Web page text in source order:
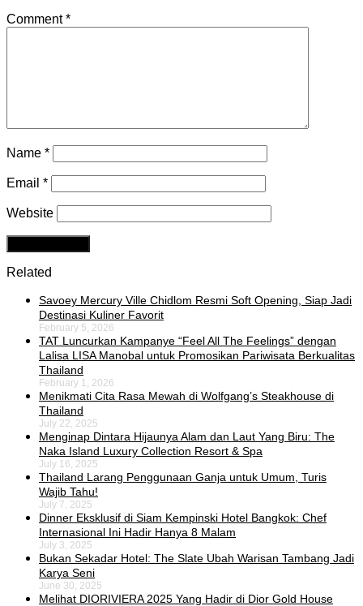
Comment*
Name *
Email *
Website
Related
Savoey Mercury Ville Chidlom Resmi Soft Opening, Siap Jadi
Destinasi Kuliner Favorit
February 5, 2026
TAT Luncurkan Kampanye “Feel All The Feelings” dengan
Lalisa LISA Manobal untuk Promosikan Pariwisata Berkualitas
Thailand
February 1, 2026
Menikmati Cita Rasa Mewah di Wolfgang’s Steakhouse di
Thailand
July 22, 2025
Menginap Dintara Hijaunya Alam dan Laut Yang Biru: The
Naka Island Luxury Collection Resort & Spa
July 16, 2025
Thailand Larang Penggunaan Ganja untuk Umum, Turis
Wajib Tahu!
July 7, 2025
Dinner Eksklusif di Siam Kempinski Hotel Bangkok: Chef
Internasional Ini Hadir Hanya 8 Malam
July 3, 2025
Bukan Sekadar Hotel: The Slate Ubah Warisan Tambang Jadi
Karya Seni
June 30, 2025
Melihat DIORIVIERA 2025 Yang Hadir di Dior Gold House